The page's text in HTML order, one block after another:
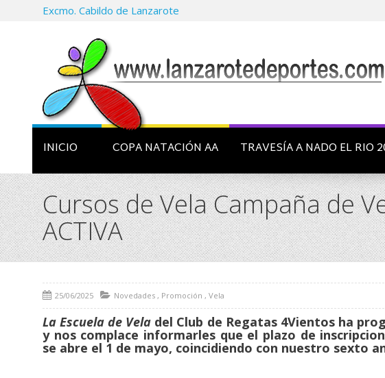
Excmo. Cabildo de Lanzarote
INICIO COPA NATACIÓN AA TRAVESÍA A NADO EL RIO
Cursos de Vela Campaña de
ACTIVA
25/06/2025 Novedades , Promoción , Vela
LaEscuela de Vela del Club de Regatas 4Vientos ha
y nos complace informarles que el plazo de
se abre el 1 de mayo, coincidiendo con nuestro sexto